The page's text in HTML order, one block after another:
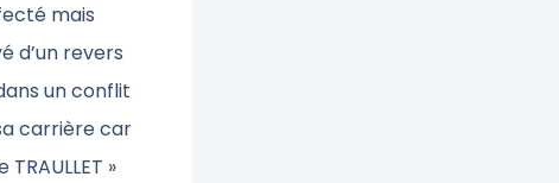
mais
d’un revers
un conflit
carrière car
»